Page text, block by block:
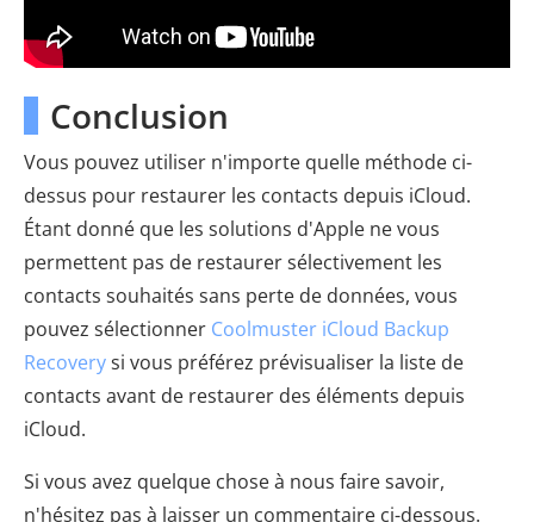
Conclusion
Vous pouvez utiliser n'importe quelle méthode ci-
dessus pour restaurer les contacts depuis iCloud.
Étant donné que les solutions d'Apple ne vous
permettent pas de restaurer sélectivement les
contacts souhaités sans perte de données, vous
pouvez sélectionner Coolmuster iCloud Backup
Recoverysi vous préférez prévisualiser la liste de
contacts avant de restaurer des éléments depuis
iCloud.
Si vous avez quelque chose à nous faire savoir,
n'hésitez pas à laisser un commentaire ci-dessous.